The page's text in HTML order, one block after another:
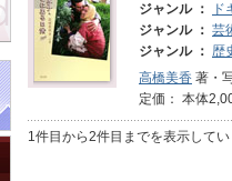
ジャンル ：
ド
ジャンル ： 芸
ジャンル ： 歴
高橋美香 著・
定価： 本体
1件目から2件目までを表示して